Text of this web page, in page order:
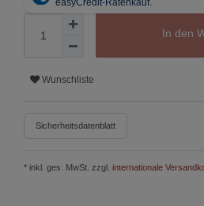
In den
Wunschliste
Sicherheitsdatenblatt
* inkl. ges. MwSt. zzgl. internationale